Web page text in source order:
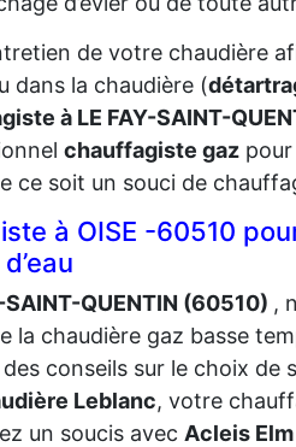
de votre chaudière
dans la chaudière (
à LE FAY-SAINT-
chauffagiste gaz
ce soit un souci de
à OISE -60510
QUENTIN (60510) ,
la chaudière gaz basse
conseils sur le choix de
Leblanc, votre
un soucis avec Acleis